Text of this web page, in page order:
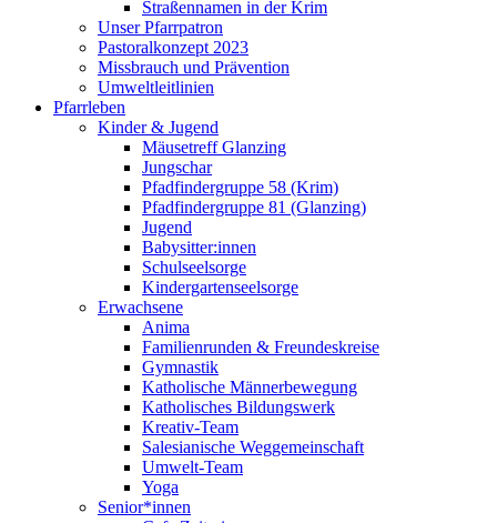
Straßennamen in der Krim
Unser Pfarrpatron
Pastoralkonzept 2023
Missbrauch und Prävention
Umweltleitlinien
Pfarrleben
Kinder & Jugend
Mäusetreff Glanzing
Jungschar
Pfadfindergruppe 58 (Krim)
Pfadfindergruppe 81 (Glanzing)
Jugend
Babysitter:innen
Schulseelsorge
Kindergartenseelsorge
Erwachsene
Anima
Familienrunden & Freundeskreise
Gymnastik
Katholische Männerbewegung
Katholisches Bildungswerk
Kreativ-Team
Salesianische Weggemeinschaft
Umwelt-Team
Yoga
Senior*innen